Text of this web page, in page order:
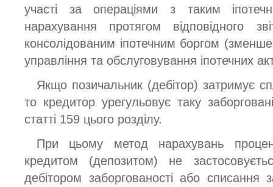
участі за операціями з таким
нарахування протягом відповідного
консолідованим іпотечним боргом
управління та обслуговування іпотечних
Якщо позичальник (дебітор) затримує
то кредитор урегульовує таку
статті 159 цього розділу.
При цьому метод нарахувань
кредитом (депозитом) не
дебітором заборгованості або списання